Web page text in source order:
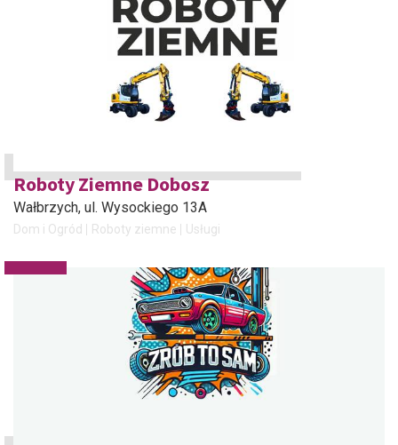
Roboty Ziemne Dobosz
Wałbrzych, ul. Wysockiego 13A
Dom i Ogród Roboty ziemne Usługi